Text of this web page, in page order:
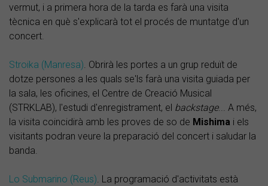
vermut, i a primera hora de la tarda es farà una visita
tècnica en què s'explicarà tot el procés de muntatge d'un
concert.
Stroika (Manresa). Obrirà les portes a un grup reduït de
dotze persones a les quals se'ls farà una visita guiada per
la sala, les oficines, el Centre de Creació Musical
(STRKLAB), l'estudi d'enregistrament, el backstage... A més,
la visita coincidirà amb les proves de so de Mishima i els
visitants podran veure la preparació del concert i saludar la
banda.​
Lo Submarino (Reus). La programació d'activitats està